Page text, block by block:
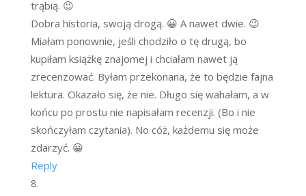
trąbią. 😉
Dobra historia, swoją drogą. 😀 A nawet dwie. 😉
Miałam ponownie, jeśli chodziło o tę drugą, bo
kupiłam książkę znajomej i chciałam nawet ją
zrecenzować. Byłam przekonana, że to będzie fajna
lektura. Okazało się, że nie. Długo się wahałam, a w
końcu po prostu nie napisałam recenzji. (Bo i nie
skończyłam czytania). No cóż, każdemu się może
zdarzyć. 😀
Reply